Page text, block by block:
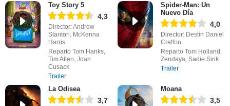
Toy Story 5
4,3
Director: Andrew
Stanton, McKenna
Harris
Reparto Tom Hanks,
Tim Allen, Joan
Cusack
Trailer
Spider-Man: Un
Nuevo Día
4,0
Director: Destin Daniel
Cretton
Reparto Tom Holland,
Zendaya, Sadie Sink
Trailer
La Odisea
3,7
Moana
3,5